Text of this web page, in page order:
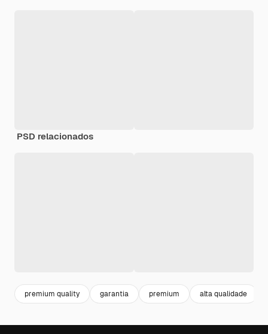
PSD relacionados
premium quality garantia premium alta qualidade